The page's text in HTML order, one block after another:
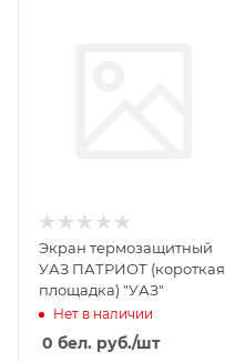
Экран термозащитный
УАЗ ПАТРИОТ (короткая
площадка) "УАЗ"
Нет в наличии
0 бел. руб./шт